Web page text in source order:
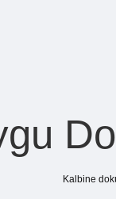
Kalbine